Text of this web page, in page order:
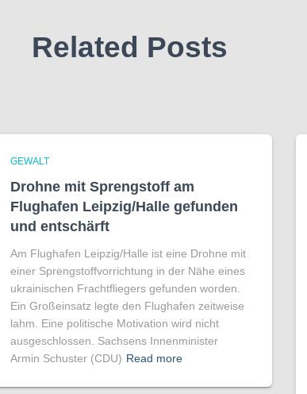
Related Posts
GEWALT
Drohne mit Sprengstoff am
Flughafen Leipzig/Halle gefunden
und entschärft
Am Flughafen Leipzig/Halle ist eine Drohne mit
einer Sprengstoffvorrichtung in der Nähe eines
ukrainischen Frachtfliegers gefunden worden.
Ein Großeinsatz legte den Flughafen zeitweise
lahm. Eine politische Motivation wird nicht
ausgeschlossen. Sachsens Innenminister
Armin Schuster (CDU) Read more